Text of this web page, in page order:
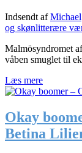
Indsendt afMichael
og skønlitterære
Malmösyndromet
våben smuglet til
Læs mere
Okay
Betina